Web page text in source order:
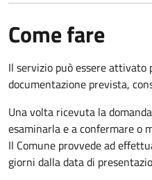
Come fare
Il servizio può essere
documentazione prevista,
Una volta ricevuta la
esaminarla e a confermare o
Il Comune provvede ad
giorni dalla data di